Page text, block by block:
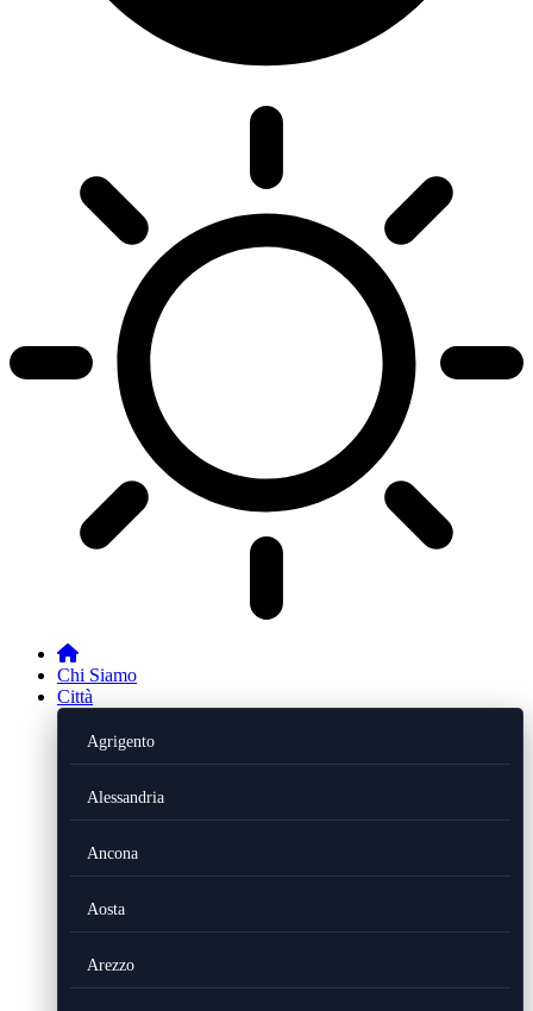
Chi Siamo
Città
Agrigento
Alessandria
Ancona
Aosta
Arezzo